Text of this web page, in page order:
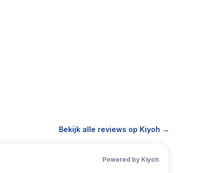
Bekijk alle reviews op Kiyoh →
Powered by Kiyoh